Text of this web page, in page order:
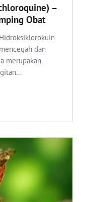
–
Obat
dan
merupakan